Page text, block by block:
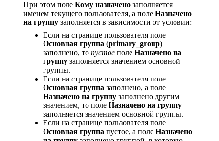
При этом поле Кому назначено заполняется
именем текущего пользователя, а поле Назначено
на группу заполняется в зависимости от условий:
Если на странице пользователя поле
Основная группа (primary_group)
заполнено, то пустое поле Назначено на
группу заполняется значением основной
группы.
Если на странице пользователя поле
Основная группа заполнено, а поле
Назначено на группу заполнено другим
значением, то поле Назначено на группу
заполняется значением основной группы.
Если на странице пользователя поле
Основная группа пустое, а поле Назначено